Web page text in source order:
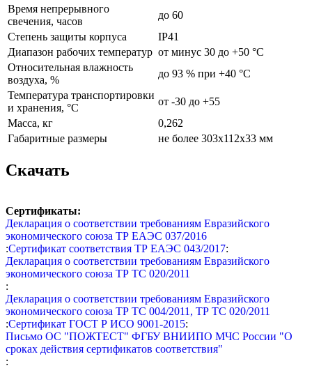
Время непрерывного
свечения, часов
до 60
Степень защиты корпуса
IP41
Диапазон рабочих температур от минус 30 до +50 °С
Относительная влажность
воздуха, %
до 93 % при +40 °С
Температура транспортировки
и хранения, °С
от -30 до +55
Масса, кг
0,262
Габаритные размеры
не более 303х112х33 мм
Скачать
Сертификаты:
Декларация о соответствии требованиям Евразийского
экономического союза ТР ЕАЭС 037/2016
:Сертификат соответствия ТР ЕАЭС 043/2017:
Декларация о соответствии требованиям Евразийского
экономического союза ТР ТС 020/2011
:
Декларация о соответствии требованиям Евразийского
экономического союза ТР ТС 004/2011, ТР ТС 020/2011
:Сертификат ГОСТ Р ИСО 9001-2015:
Письмо ОС "ПОЖТЕСТ" ФГБУ ВНИИПО МЧС России "О
сроках действия сертификатов соответствия"
: